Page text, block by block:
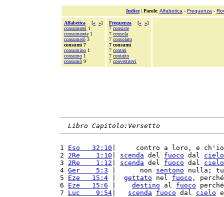
Indice| Parole: Alfabetica - Frequenza -
Alfabetica [« »]
consumerei 1
consumerete 1
consumerò 3
consumi 7
consumino 1
consumo 1
consumò 9
Frequenza [« »]
7 consiste
7 consola
7 consolato
7 consumi
7 contati
7 contatto
7 convertitevi
Libro Capitolo:Versetto
1 Eso   32:10 |     contro a loro, e
2 2Re    1:10 scenda del fuoco dal cielo
3 2Re    1:12 scenda del fuoco dal cielo
4 Ger    5:3 |      non sentono nulla;
5 Eze   15:4 gettato nel fuoco ,
6 Eze   15:6 destino al fuoco
7 Luc    9:54 scenda fuoco dal cielo